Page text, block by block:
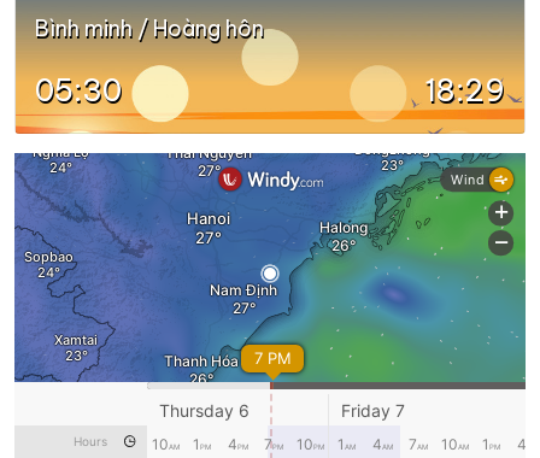
Bình minh / Hoàng hôn
05:30 18:29